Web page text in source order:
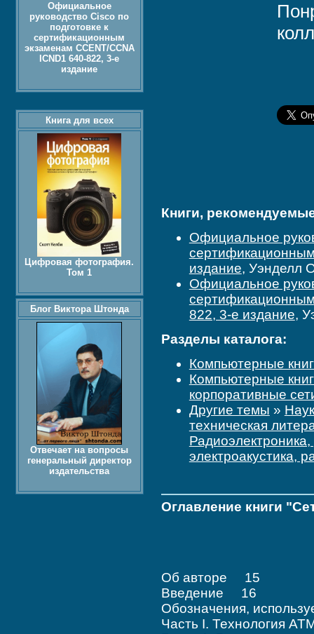
Книги,
Официальное
издание, Уэнделл
Официальное
822, 3-е издание,
Разделы каталога:
Компьютерные
Компьютерные
корпоративные
Другие темы »
техническая
электроакустика,
Оглавление книги
Об авторе 15
Введение 16
Обозначения,
Часть I. Технология
Официальное
руководство Cisco по
подготовке к
сертификационным
экзаменам CCENT/CCNA
ICND1 640-822, 3-е
издание
Книга для всех
Цифровая фотография.
Том 1
Блог Виктора Штонда
Отвечает на вопросы
генеральный директор
издательства